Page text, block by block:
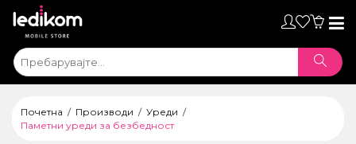
Почетна Производи
Уреди
Паметни уреди за безбедност